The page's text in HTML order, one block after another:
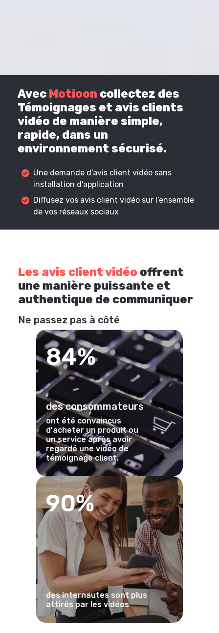
Avec Motioon collectez des
Témoignages et avis clients
vidéo de manière simple,
rapide, dans un
environnement sécurisé.
Une demande d’avis client vidéo sans
installation d’application
Diffusez vos avis client vidéo sur l’ensemble
de vos réseaux sociaux
Les avis client vidéo offrent
une manière puissante et
authentique de communiquer
Ne passez pas à côté
84%
des consommateurs
ont été convaincus
d'acheter un produit ou
un service après avoir
regardé une vidéo de
témoignage client.
90%
des internautes sont plus
attirés par les vidéos